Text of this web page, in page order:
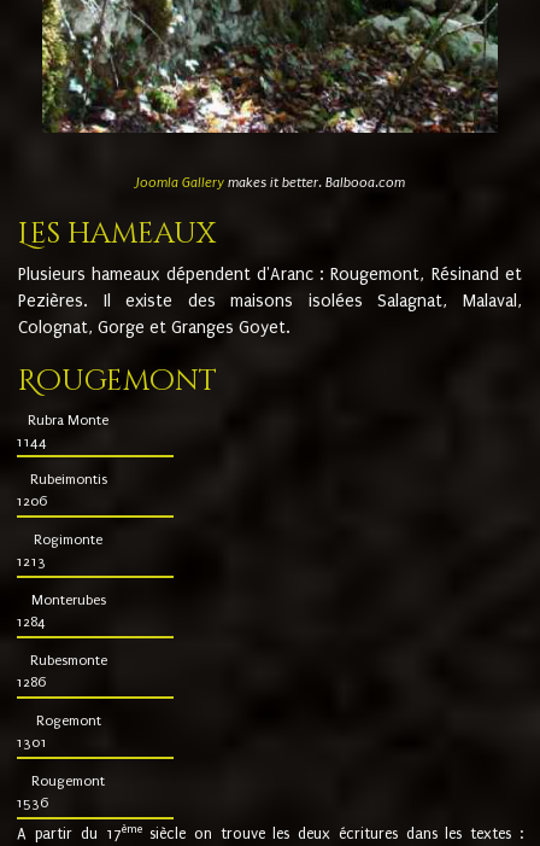
Joomla Gallerymakes it better. Balbooa.com
Les hameaux
Plusieurs hameaux dépendent d'Aranc : Rougemont, Résinand et
Pezières. Il existe des maisons isolées Salagnat, Malaval,
Colognat, Gorge et Granges Goyet.
Rougemont
Rubra Monte
1144
Rubeimontis
1206
Rogimonte
1213
Monterubes
1284
Rubesmonte
1286
Rogemont
1301
Rougemont
1536
A partir du 17ème siècle on trouve les deux écritures dans les textes :